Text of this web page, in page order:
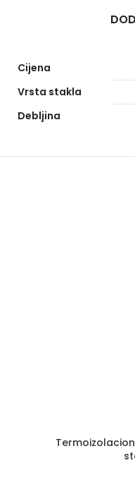
Cijena
Vrsta stakla
Debljina